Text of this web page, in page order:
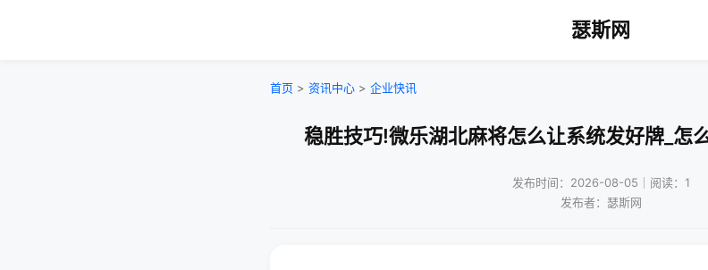
瑟斯网
首页 > 资讯中心 > 企业快讯
稳胜技巧!微乐湖北麻将怎么让系统发好牌_怎
发布时间：2026-08-05｜阅读：1
发布者：瑟斯网